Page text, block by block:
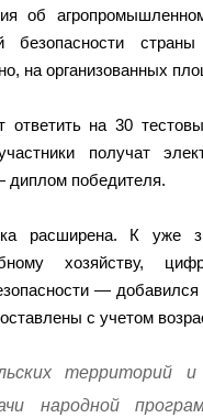
об
безопасности
на организованных
ответить на 30
получат
победителя.
расширена. К уже
хозяйству,
—
с учетом
территорий
народной